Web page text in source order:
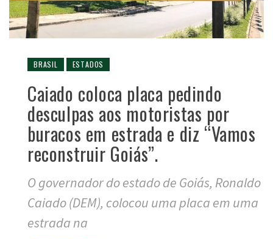
BRASIL ESTADOS
Caiado coloca placa pedindo
desculpas aos motoristas por
buracos em estrada e diz “Vamos
reconstruir Goiás”.
O governador do estado de Goiás, Ronaldo
Caiado (DEM), colocou uma placa em uma
estrada na